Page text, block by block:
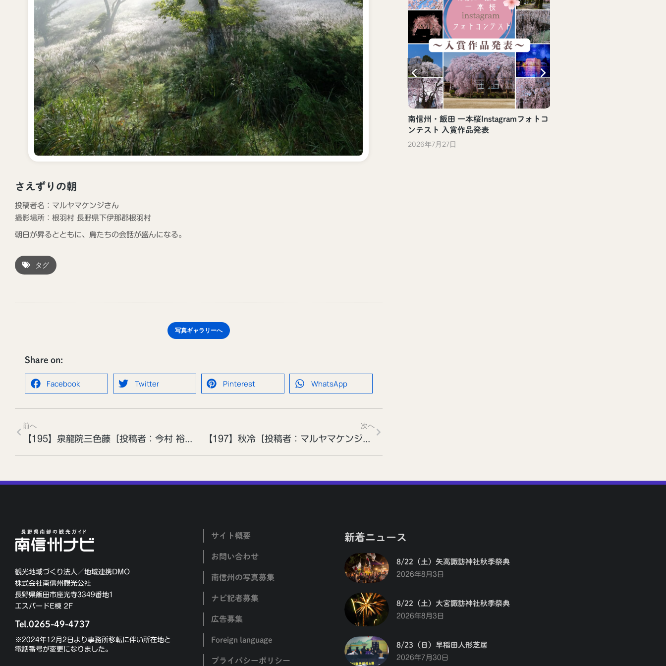
さえずりの朝
投稿者名：マルヤマケンジさん
撮影場所： 根羽村 長野県下伊那郡根羽村
朝日が昇るとともに、鳥たちの会話が盛んになる。
タグ
写真ギャラリーへ
Share on:
Facebook Twitter Pinterest WhatsApp
前へ 次へ
案内所
飯田市の観光Instagram「iida_photrip」
はじめました！
2024年11月25日
新しい観光体験「ぐるっといいだデジタ
ル体験」（飯田市）
2023年10月13日
南信州・飯田 一本桜Instagramフォトコ
ンテスト 入賞作品発表
2026年7月27日
観光地域づくり法人／地域連携DMO
株式会社南信州観光公社
長野県飯田市座光寺3349番地1
エスバードE棟 2F
Tel.0265-49-4737
※2024年12月2日より事務所移転に伴い所在地と
電話番号が変更になりました。
サイト概要
お問い合わせ
南信州の写真募集
ナビ記者募集
広告募集
Foreign language
プライバシーポリシー
新着ニュース
8/22（土）矢高諏訪神社秋季祭典
2026年8月3日
8/22（土）大宮諏訪神社秋季祭典
2026年8月3日
8/23（日）早稲田人形芝居
2026年7月30日